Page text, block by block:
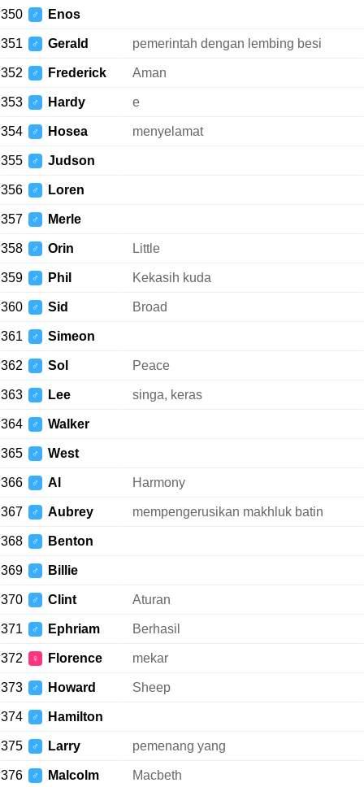
350 ♂ Enos
351 ♂ Gerald pemerintah dengan lembing besi
352 ♂ Frederick Aman
353 ♂ Hardy e
354 ♂ Hosea menyelamat
355 ♂ Judson
356 ♂ Loren
357 ♂ Merle
358 ♂ Orin Little
359 ♂ Phil Kekasih kuda
360 ♂ Sid Broad
361 ♂ Simeon
362 ♂ Sol Peace
363 ♂ Lee singa, keras
364 ♂ Walker
365 ♂ West
366 ♂ Al Harmony
367 ♂ Aubrey mempengerusikan makhluk batin
368 ♂ Benton
369 ♂ Billie
370 ♂ Clint Aturan
371 ♂ Ephriam Berhasil
372 ♀ Florence mekar
373 ♂ Howard Sheep
374 ♂ Hamilton
375 ♂ Larry pemenang yang
376 ♂ Malcolm Macbeth